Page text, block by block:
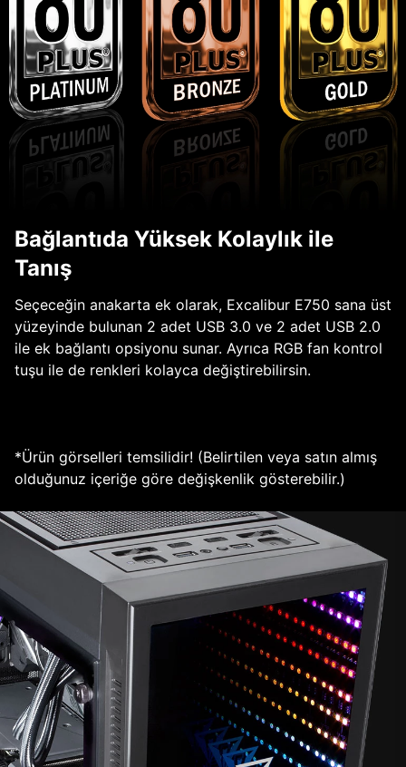
Bağlantıda Yüksek Kolaylık ile
Tanış
Seçeceğin anakarta ek olarak, Excalibur E750 sana üst
yüzeyinde bulunan 2 adet USB 3.0 ve 2 adet USB 2.0
ile ek bağlantı opsiyonu sunar. Ayrıca RGB fan kontrol
tuşu ile de renkleri kolayca değiştirebilirsin.
*Ürün görselleri temsilidir! (Belirtilen veya satın almış
olduğunuz içeriğe göre değişkenlik gösterebilir.)